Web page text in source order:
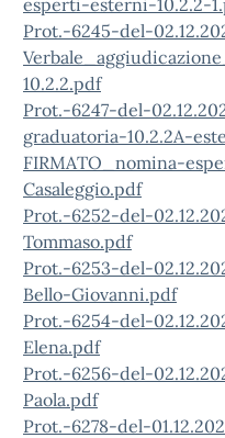
esperti-esterni-10.2.2-
Prot.-6245-del-
10.2.2.pdf
Prot.-6247-del-
graduatoria-10.2.2A-
FIRMATO_nomina-
Casaleggio.pdf
Prot.-6252-del-
Tommaso.pdf
Prot.-6253-del-
Bello-Giovanni.pdf
Prot.-6254-del-
Elena.pdf
Prot.-6256-del-
Paola.pdf
Prot.-6278-del-